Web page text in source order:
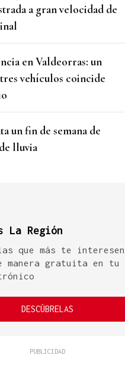
a gran velocidad de
en Valdeorras: un
vehículos coincide
un fin de semana de
lluvia
La Región
que más te
manera gratuita en tu
DESCÚBRELAS